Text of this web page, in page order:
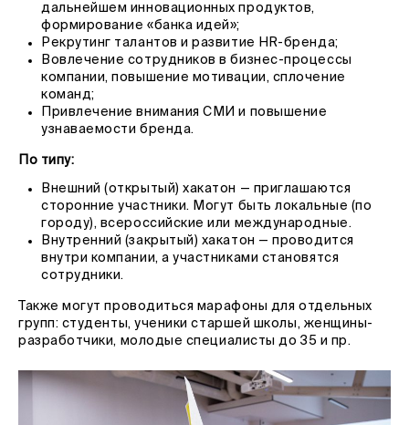
дальнейшем инновационных продуктов,
формирование «банка идей»;
Рекрутинг талантов и развитие НR-бренда;
Вовлечение сотрудников в бизнес-процессы
компании, повышение мотивации, сплочение
команд;
Привлечение внимания СМИ и повышение
узнаваемости бренда.
По типу:
Внешний (открытый) хакатон — приглашаются
сторонние участники. Могут быть локальные (по
городу), всероссийские или международные.
Внутренний (закрытый) хакатон — проводится
внутри компании, а участниками становятся
сотрудники.
Также могут проводиться марафоны для отдельных
групп: студенты, ученики старшей школы, женщины-
разработчики, молодые специалисты до 35 и пр.